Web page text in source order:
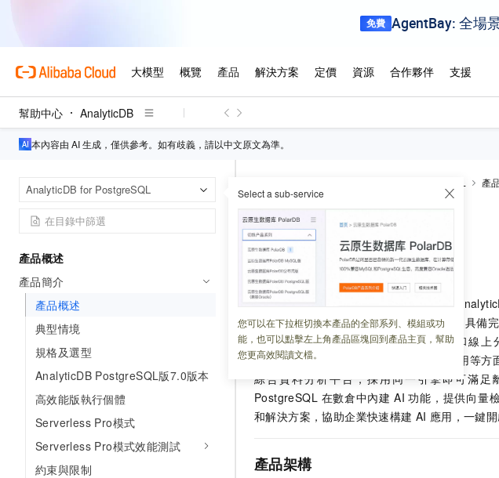
幫助中心 AnalyticDB
本內容由 AI 生成，僅供參考。如有歧義，請以中文原文為準。
AnalyticDB for PostgreSQL Select a sub-service
您可以在下拉框切換本產品的全部系列、模組或功
能，也可以點擊左上角產品區塊回到產品主頁，幫助
您更高效閱讀文檔。
產品概述
產品簡介
產品概述
典型情境
規格及選型
AnalyticDB PostgreSQL版7.0版本
高效能版執行個體
Serverless Pro模式
Serverless Pro模式效能測試
約束與限制
產
產品概述
更新時間： 2025-04-08 19:48:48
AnalyticDB for PostgreSQL
和 Oracle 資料庫的生態 MPP 資料庫。它具備
及行列混合儲存提供高效能資料處理和線
Integration、資源隔離、冷熱分層、高可用等方
綜合資料分析平台，採用同一引擎即可滿足
PostgreSQL 在數倉中內建 AI 功能，提供向量
和解決方案，協助企業快速構建 AI 應用，一鍵
產品架構